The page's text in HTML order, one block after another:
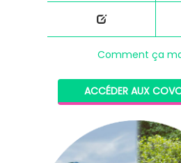
Comment ça
ACCÉDER AUX